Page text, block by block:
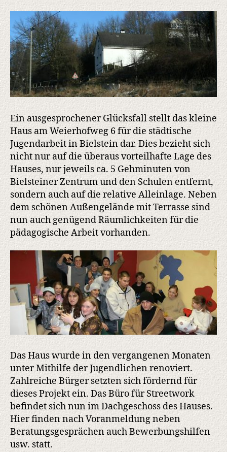
Ein ausgesprochener Glücksfall stellt das kleine
Haus am Weierhofweg 6 für die städtische
Jugendarbeit in Bielstein dar. Dies bezieht sich
nicht nur auf die überaus vorteilhafte Lage des
Hauses, nur jeweils ca. 5 Gehminuten von
Bielsteiner Zentrum und den Schulen entfernt,
sondern auch auf die relative Alleinlage. Neben
dem schönen Außengelände mit Terrasse sind
nun auch genügend Räumlichkeiten für die
pädagogische Arbeit vorhanden.
Das Haus wurde in den vergangenen Monaten
unter Mithilfe der Jugendlichen renoviert.
Zahlreiche Bürger setzten sich fördernd für
dieses Projekt ein. Das Büro für Streetwork
befindet sich nun im Dachgeschoss des Hauses.
Hier finden nach Voranmeldung neben
Beratungsgesprächen auch Bewerbungshilfen
usw. statt.